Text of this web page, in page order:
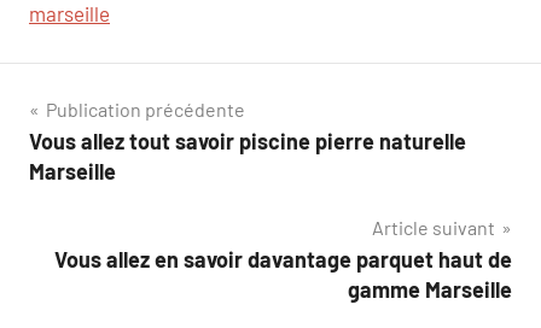
marseille
Navigation
de
Publication précédente
Vous allez tout savoir piscine pierre naturelle
Marseille
Article suivant
Vous allez en savoir davantage parquet haut de
gamme Marseille